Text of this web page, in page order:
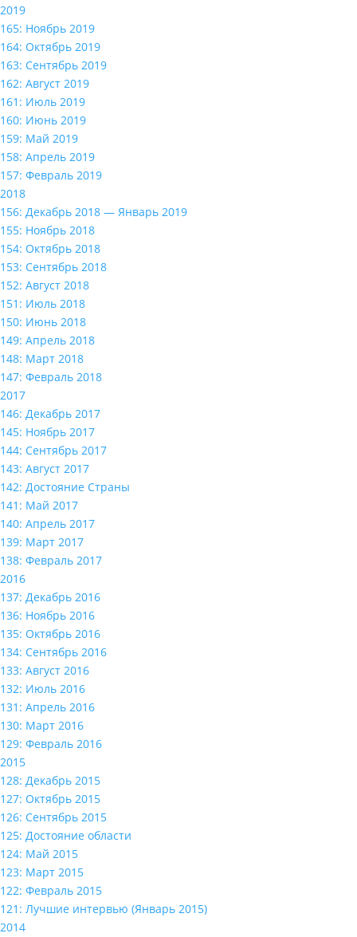
2019
165: Ноябрь 2019
164: Октябрь 2019
163: Сентябрь 2019
162: Август 2019
161: Июль 2019
160: Июнь 2019
159: Май 2019
158: Апрель 2019
157: Февраль 2019
2018
156: Декабрь 2018 — Январь 2019
155: Ноябрь 2018
154: Октябрь 2018
153: Сентябрь 2018
152: Август 2018
151: Июль 2018
150: Июнь 2018
149: Апрель 2018
148: Март 2018
147: Февраль 2018
2017
146: Декабрь 2017
145: Ноябрь 2017
144: Сентябрь 2017
143: Август 2017
142: Достояние Страны
141: Май 2017
140: Апрель 2017
139: Март 2017
138: Февраль 2017
2016
137: Декабрь 2016
136: Ноябрь 2016
135: Октябрь 2016
134: Сентябрь 2016
133: Август 2016
132: Июль 2016
131: Апрель 2016
130: Март 2016
129: Февраль 2016
2015
128: Декабрь 2015
127: Октябрь 2015
126: Сентябрь 2015
125: Достояние области
124: Май 2015
123: Март 2015
122: Февраль 2015
121: Лучшие интервью (Январь 2015)
2014